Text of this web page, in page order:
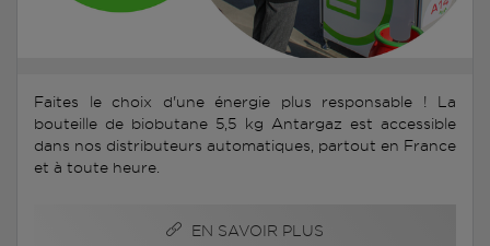
Faites le choix d'une énergie plus responsable ! La
bouteille de biobutane 5,5 kg Antargaz est accessible
dans nos distributeurs automatiques, partout en France
et à toute heure.
EN SAVOIR PLUS